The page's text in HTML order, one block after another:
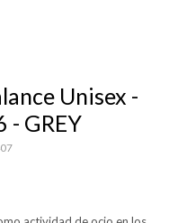
Unisex -
GREY